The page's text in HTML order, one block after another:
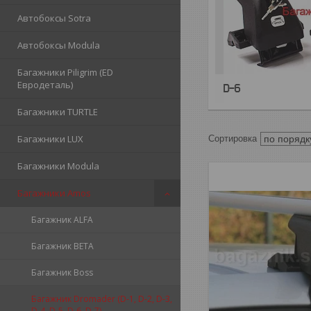
Автобоксы Sotra
Автобоксы Modula
Багажники Piligrim (ED
Евродеталь)
Багажники TURTLE
Багажники LUX
Багажники Modula
Багажники Amos
Багажник ALFA
Багажник BETA
Багажник Boss
Багажник Dromader (D-1, D-2, D-3,
D-6